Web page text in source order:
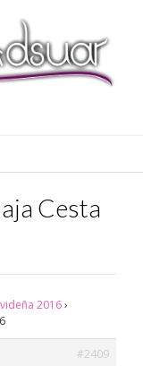
Cesta
2016›
#2409